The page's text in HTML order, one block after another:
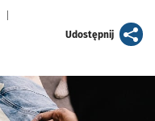
Udostępnijartykuł